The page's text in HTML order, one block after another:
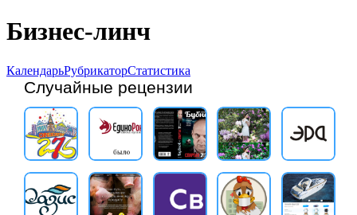
Бизнес-линч
КалендарьРубрикаторСтатистика
Случайные рецензии